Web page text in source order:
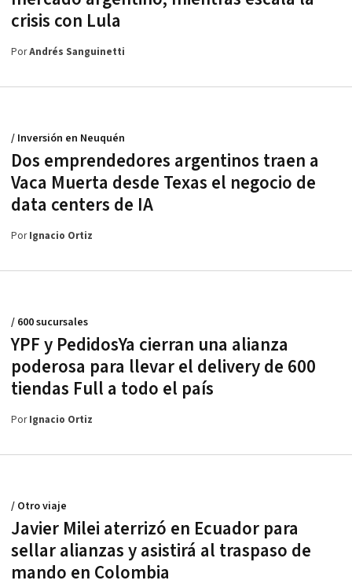
crisis con Lula
PorAndrés Sanguinetti
Dos emprendedores argentinos traen a
Vaca Muerta desde Texas el negocio de
data centers de IA
/ Inversión en Neuquén
PorIgnacio Ortiz
YPF y PedidosYa cierran una alianza
poderosa para llevar el delivery de 600
tiendas Full a todo el país
/ 600 sucursales
PorIgnacio Ortiz
Javier Milei aterrizó en Ecuador para
sellar alianzas y asistirá al traspaso de
mando en Colombia
/ Otro viaje